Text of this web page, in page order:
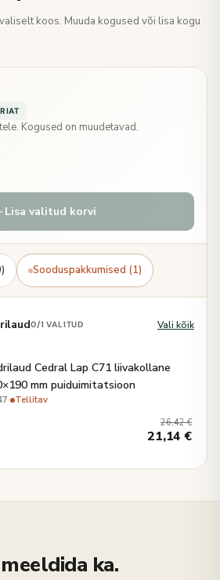
koos. Muuda kogused või lisa kogu
Kogused on muudetavad.
Lisa valitud korvi
Sooduspakkumised (1)
0/1 VALITUD Vali kõik
Cedral Lap C71 liivakollane
mm puiduimitatsioon
· Tellitav
26,42€
21,14€
ka.